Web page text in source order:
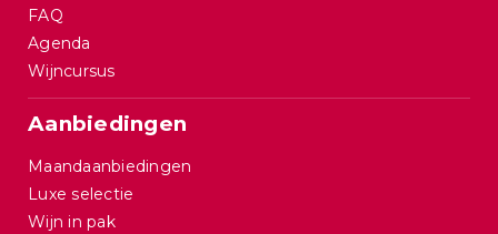
FAQ
Agenda
Wijncursus
Aanbiedingen
Maandaanbiedingen
Luxe selectie
Wijn in pak